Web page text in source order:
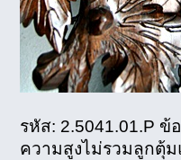
รหัส: 2.5041.01.P
ความสูงไม่รวมลูกตุ้ม